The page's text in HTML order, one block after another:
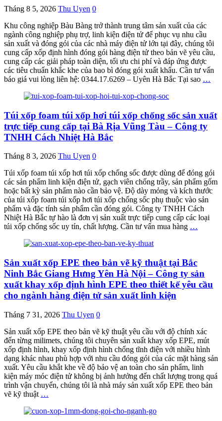
Tháng 8 5, 2026 Thu Uyen 0
Khu công nghiệp Bàu Bàng trở thành trung tâm sản xuất của các
ngành công nghiệp phụ trợ, linh kiện điện tử để phục vụ nhu cầu
sản xuất và đóng gói của các nhà máy điện tử lớn tại đây, chúng tôi
cung cấp xốp định hình đóng gói hàng điện tử theo bản vẽ yêu cầu,
cung cấp các giải pháp toàn diện, tối ưu chi phí và đáp ứng được
các tiêu chuẩn khắc khe của bao bì đóng gói xuất khẩu. Cần tư vấn
báo giá vui lòng liên hệ: 0344.17.6269 – Uyên Hà Bắc Tại sao …
Túi xốp foam túi xốp hơi túi xốp chống sốc sản xuất
trực tiếp cung cấp tại Bà Rịa Vũng Tàu – Công ty
TNHH Cách Nhiệt Hà Bắc
Tháng 8 3, 2026 Thu Uyen 0
Túi xốp foam túi xốp hơi túi xốp chống sốc được dùng để đóng gói
các sản phẩm linh kiện điện tử, gạch viên chống trầy, sản phẩm gốm
hoặc bất kỳ sản phẩm nào cần bảo vệ. Độ dày mỏng và kích thước
của túi xốp foam túi xốp hơi túi xốp chống sốc phụ thuộc vào sản
phẩm và đặc tính sản phẩm cần đóng gói. Công ty TNHH Cách
Nhiệt Hà Bắc tự hào là đơn vị sản xuất trực tiếp cung cấp các loại
túi xốp chống sốc uy tín, chất lượng. Cần tư vấn mua hàng …
Sản xuất xốp EPE theo bản vẽ kỹ thuật tại Bắc
Ninh Bắc Giang Hưng Yên Hà Nội – Công ty sản
xuất khay xốp định hình EPE theo thiết kế yêu cầu
cho ngành hàng điện tử sản xuất linh kiện
Tháng 7 31, 2026 Thu Uyen 0
Sản xuất xốp EPE theo bản vẽ kỹ thuật yêu cầu với độ chính xác
đến từng milimets, chúng tôi chuyên sản xuất khay xốp EPE, mút
xốp định hình, khay xốp định hình chống tĩnh điện với nhiều hình
dạng khác nhau phù hợp với nhu cầu đóng gói của các mặt hàng sản
xuất. Yêu cầu khắt khe về độ bảo vệ an toàn cho sản phẩm, linh
kiện máy móc điện tử không bị ảnh hưởng đến chất lượng trong quá
trình vận chuyển, chúng tôi là nhà máy sản xuất xốp EPE theo bản
vẽ kỹ thuật …